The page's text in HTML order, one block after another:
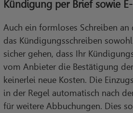
Kündigung per Brief sowie
Auch ein formloses Schreiben
das Kündigungsschreiben
sicher gehen, dass Ihr
vom Anbieter die Bestätigung
keinerlei neue Kosten. Die
in der Regel automatisch nach
für weitere Abbuchungen. Dies